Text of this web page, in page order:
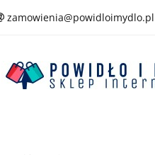
zamowienia@powidloimydlo.pl